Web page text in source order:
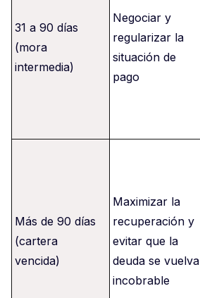
31 a 90 días
(mora
intermedia)
Negociar y
regularizar la
situación de
pago
Más de 90 días
(cartera
vencida)
Maximizar la
recuperación y
evitar que la
deuda se vuelva
incobrable